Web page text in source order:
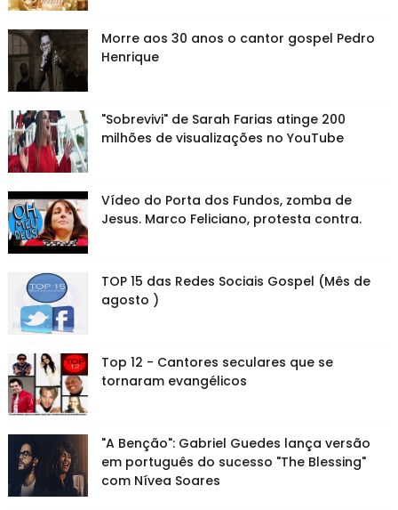
Morre aos 30 anos o cantor gospel Pedro
Henrique
"Sobrevivi" de Sarah Farias atinge 200
milhões de visualizações no YouTube
Vídeo do Porta dos Fundos, zomba de
Jesus. Marco Feliciano, protesta contra.
TOP 15 das Redes Sociais Gospel (Mês de
agosto )
Top 12 - Cantores seculares que se
tornaram evangélicos
"A Benção": Gabriel Guedes lança versão
em português do sucesso "The Blessing"
com Nívea Soares